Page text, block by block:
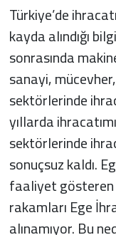
Türkiye’de
kayda alındığı
sonrasında
sanayi,
sektörlerinde
yıllarda
sektörlerinde
sonuçsuz kaldı.
faaliyet gösteren
rakamları Ege
alınamıyor. Bu